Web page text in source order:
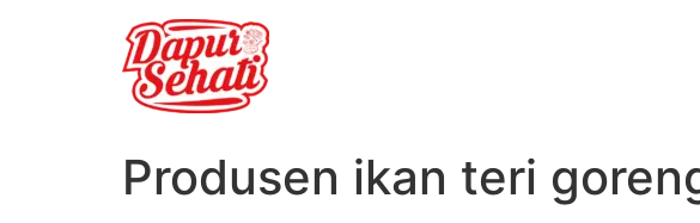
Produsen ikan teri